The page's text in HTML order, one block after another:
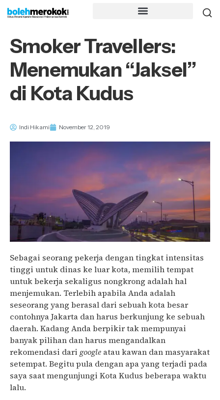
Smoker Travellers:
Menemukan “Jaksel”
di Kota Kudus
Indi Hikami November 12, 2019
Sebagai seorang pekerja dengan tingkat intensitas
tinggi untuk dinas ke luar kota, memilih tempat
untuk bekerja sekaligus nongkrong adalah hal
menjemukan. Terlebih apabila Anda adalah
seseorang yang berasal dari sebuah kota besar
contohnya Jakarta dan harus berkunjung ke sebuah
daerah. Kadang Anda berpikir tak mempunyai
banyak pilihan dan harus mengandalkan
rekomendasi dari google atau kawan dan masyarakat
setempat. Begitu pula dengan apa yang terjadi pada
saya saat mengunjungi Kota Kudus beberapa waktu
lalu.